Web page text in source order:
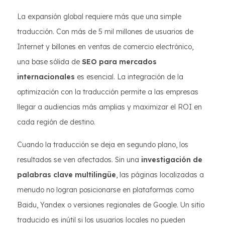
La expansión global requiere más que una simple
traducción. Con más de 5 mil millones de usuarios de
Internet y billones en ventas de comercio electrónico,
una base sólida de SEO para mercados
internacionales es esencial. La integración de la
optimización con la traducción permite a las empresas
llegar a audiencias más amplias y maximizar el ROI en
cada región de destino.
Cuando la traducción se deja en segundo plano, los
resultados se ven afectados. Sin una investigación de
palabras clave multilingüe, las páginas localizadas a
menudo no logran posicionarse en plataformas como
Baidu, Yandex o versiones regionales de Google. Un sitio
traducido es inútil si los usuarios locales no pueden